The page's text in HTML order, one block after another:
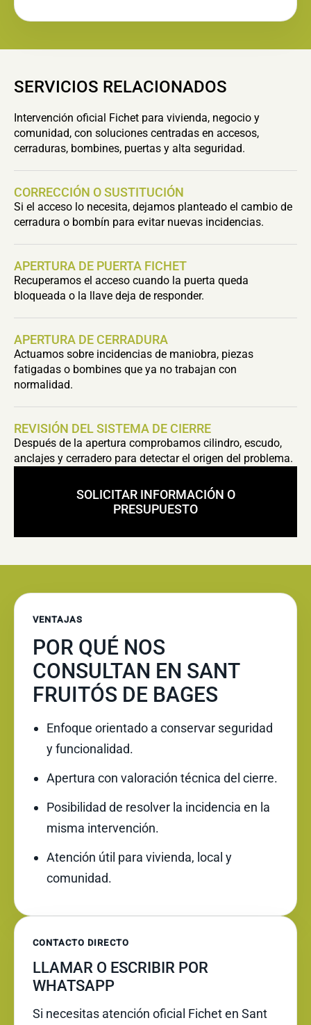
SERVICIOS RELACIONADOS
Intervención oficial Fichet para vivienda, negocio y
comunidad, con soluciones centradas en accesos,
cerraduras, bombines, puertas y alta seguridad.
CORRECCIÓN O SUSTITUCIÓN
Si el acceso lo necesita, dejamos planteado el cambio de
cerradura o bombín para evitar nuevas incidencias.
APERTURA DE PUERTA FICHET
Recuperamos el acceso cuando la puerta queda
bloqueada o la llave deja de responder.
APERTURA DE CERRADURA
Actuamos sobre incidencias de maniobra, piezas
fatigadas o bombines que ya no trabajan con
normalidad.
REVISIÓN DEL SISTEMA DE CIERRE
Después de la apertura comprobamos cilindro, escudo,
anclajes y cerradero para detectar el origen del problema.
SOLICITAR INFORMACIÓN O
PRESUPUESTO
VENTAJAS
POR QUÉ NOS
CONSULTAN EN SANT
FRUITÓS DE BAGES
Enfoque orientado a conservar seguridad
y funcionalidad.
Apertura con valoración técnica del cierre.
Posibilidad de resolver la incidencia en la
misma intervención.
Atención útil para vivienda, local y
comunidad.
CONTACTO DIRECTO
LLAMAR O ESCRIBIR POR
WHATSAPP
Si necesitas atención oficial Fichet en Sant